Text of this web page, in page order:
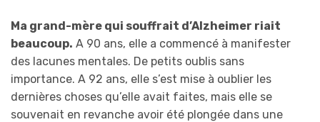
Ma grand-mère qui souffrait d’Alzheimer riait
beaucoup. A 90 ans, elle a commencé à manifester
des lacunes mentales. De petits oublis sans
importance. A 92 ans, elle s’est mise à oublier les
dernières choses qu’elle avait faites, mais elle se
souvenait en revanche avoir été plongée dans une